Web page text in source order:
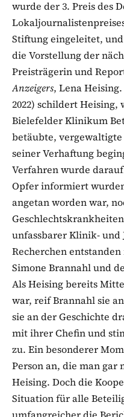
wurde der 3. Preis des
Stiftung eingeleitet,
die Vorstellung der
Preisträgerin und
Anzeigers, Lena
2022) schildert Heising,
Bielefelder Klinikum
betäubte,
seiner Verhaftung
Verfahren wurde
Opfer informiert
angetan worden war,
unfassbarer Klinik- und
Recherchen
Simone Brannahl und
Als Heising bereits
war, reif Brannahl sie
sie an der Geschichte
mit ihrer Chefin und
zu. Ein besonderer
Person an, die man gar
Heising. Doch die
Situation für alle